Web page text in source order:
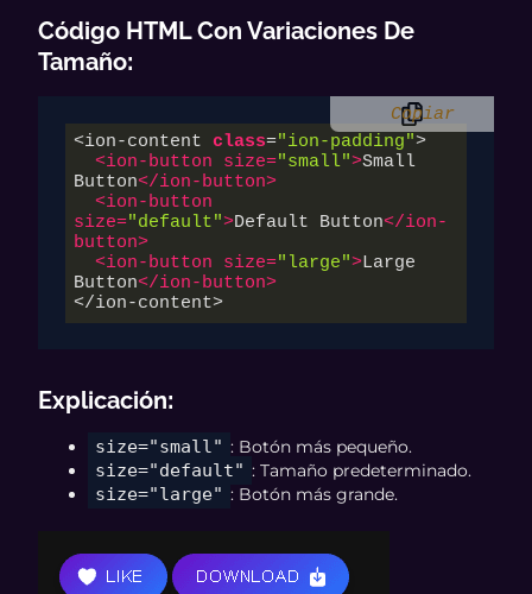
Código HTML Con Variaciones De
Tamaño:
Copiar
<ion-content class="ion-padding">
<ion-button size="small">Small
Button</ion-button>
<ion-button
size="default">Default Button</ion-
button>
<ion-button size="large">Large
Button</ion-button>
</ion-content>
Explicación:
size="small" : Botón más pequeño.
size="default" : Tamaño predeterminado.
size="large" : Botón más grande.